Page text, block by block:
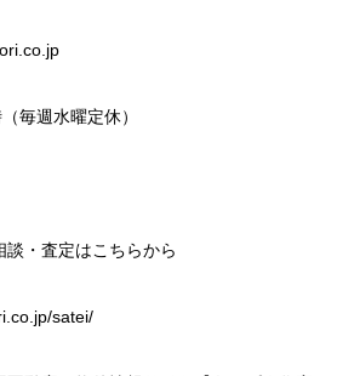
毎週水曜定休）
・査定はこちらから
satei/